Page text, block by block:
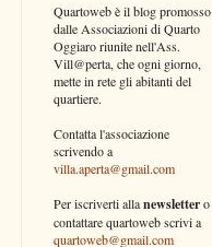
Quartoweb è il blog promosso
dalle Associazioni di Quarto
Oggiaro riunite nell'Ass.
Vill@perta, che ogni giorno,
mette in rete gli abitanti del
quartiere.
Contatta l'associazione
scrivendo a
villa.aperta@gmail.com
Per iscriverti allanewslettero
contattare quartoweb scrivi a
quartoweb@gmail.com